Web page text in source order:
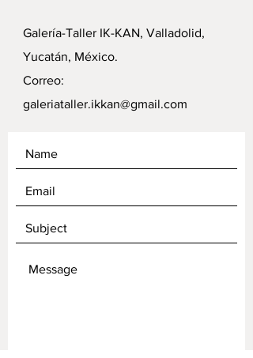
Galería-Taller IK-KAN, Valladolid,
Yucatán, México.
Correo:
galeriataller.ikkan@gmail.com